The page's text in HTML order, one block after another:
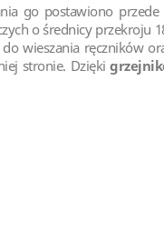
go postawiono
o średnicy przekroju
wieszania ręczników
stronie. Dzięki